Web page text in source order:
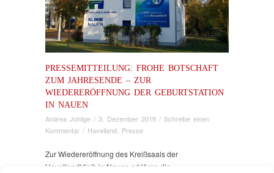
PRESSEMITTEILUNG: FROHE BOTSCHAFT
ZUM JAHRESENDE – ZUR
WIEDERERÖFFNUNG DER GEBURTSTATION
IN NAUEN
Andrea Johlige / 3. Dezember 2019 / Schreibe einen
Kommentar / Havelland Presse
Zur Wiedereröffnung des Kreißsaals der
Havellandklinik in Nauen erklären die